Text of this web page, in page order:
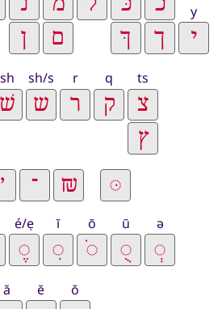
y
ts
q
r
sh/s
sh
é/ẹ ī ō ū ə
ă ĕ ŏ